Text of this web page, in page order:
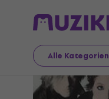
Alle Kategorien